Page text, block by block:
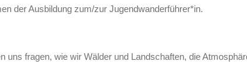
der Ausbildung zum/zur Jugendwanderführer*in.
uns fragen, wie wir Wälder und Landschaften, die